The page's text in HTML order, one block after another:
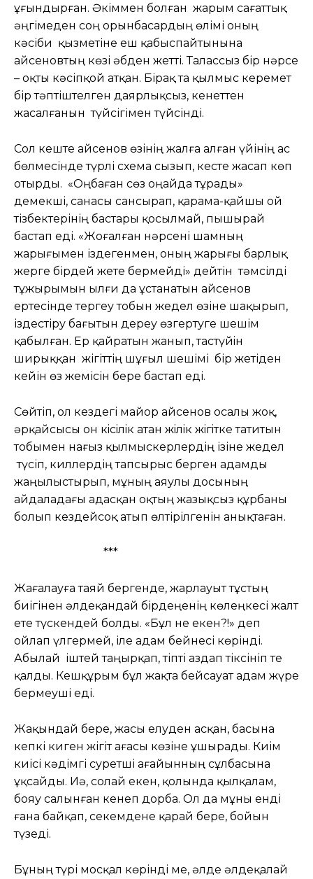
ұғындырған. Әкіммен болған жарым сағаттық
әңгімеден соң орынбасардың өлімі оның
кәсіби қызметіне еш қабыспайтынына
Қайсеновтың көзі әбден жетті. Талассыз бір нәрсе
– оқты кәсіпқой атқан. Бірақ та қылмыс керемет
бір тәптіштелген даярлықсыз, кенеттен
жасалғанын түйсігімен түйсінді.
Сол кеште Қайсенов өзінің жалға алған үйінің ас
бөлмесінде түрлі схема сызып, кесте жасап көп
отырды. «Оңбаған сөз оңайда тұрады»
демекші, санасы сансырап, қарама-қайшы ой
тізбектерінің бастары қосылмай, пышырай
бастап еді. «Жоғалған нәрсені шамның
жарығымен іздегенмен, оның жарығы барлық
жерге бірдей жете бермейді» дейтін тәмсілді
тұжырымын ылғи да ұстанатын Қайсенов
ертесінде тергеу тобын жедел өзіне шақырып,
іздестіру бағытын дереу өзгертуге шешім
қабылған. Ер қайратын жанып, тастүйiн
ширыққан жігіттің шұғыл шешімі бір жетіден
кейін өз жемісін бере бастап еді.
Сөйтіп, ол кездегі майор Қайсенов осалы жоқ,
әрқайсысы он кiсiлiк атан жiлiк жiгiтке татитын
тобымен нағыз қылмыскерлердің ізіне жедел
түсіп, киллердің тапсырыс берген адамды
жаңылыстырып, мұның аяулы досының
айдаладағы адасқан оқтың жазықсыз құрбаны
болып кездейсоқ атып өлтірілгенін анықтаған.
***
Жағалауға таяй бергенде, жарлауыт тұстың
биігінен әлдеқандай бірдеңенің көлеңкесі жалт
ете түскендей болды. «Бұл не екен?!» деп
ойлап үлгермей, іле адам бейнесі көрінді.
Абылай іштей таңырқап, тіпті аздап тіксініп те
қалды. Кешқұрым бұл жақта бейсауат адам жүре
бермеуші еді.
Жақындай бере, жасы елуден асқан, басына
кепкі киген жігіт ағасы көзіне ұшырады. Киім
киісі кәдімгі суретші ағайынның сұлбасына
ұқсайды. Иә, солай екен, қолында қылқалам,
бояу салынған кенеп дорба. Ол да мұны енді
ғана байқап, секемдене қарай бере, бойын
түзеді.
Бұның түрі мосқал көрінді ме, әлде әлдеқалай